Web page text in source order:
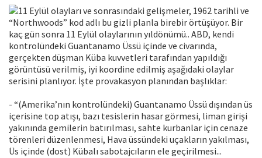
11 Eylül olayları ve sonrasındaki gelişmeler, 1962 tarihli ve
“Northwoods” kod adlı bu gizli planla birebir örtüşüyor. Bir
kaç gün sonra 11 Eylül olaylarının yıldönümü.. ABD, kendi
kontrolündeki Guantanamo Üssü içinde ve civarında,
gerçekten düşman Küba kuvvetleri tarafından yapıldığı
görüntüsü verilmiş, iyi koordine edilmiş aşağıdaki olaylar
serisini planlıyor. İşte provakasyon planından başlıklar:
- “(Amerika’nın kontrolündeki) Guantanamo Üssü dışından üs
içerisine top atışı, bazı tesislerin hasar görmesi, liman girişi
yakınında gemilerin batırılması, sahte kurbanlar için cenaze
törenleri düzenlenmesi, Hava üssündeki uçakların yakılması,
Üs içinde (dost) Kübalı sabotajcıların ele geçirilmesi...